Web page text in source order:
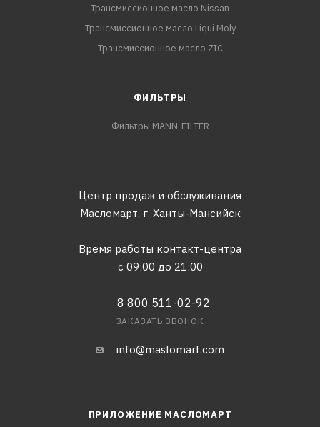
Трансмиссионное масло Nissan
Трансмиссионное масло Liqui Moly
Трансмиссионное масло ZIC
ФИЛЬТРЫ
Фильтры MANN-FILTER
Центр продаж и обслуживания
Масломарт, г. Ханты-Мансийск
Время работы контакт-центра
с 09:00 до 21:00
8 800 511-02-92
ЗАКАЗАТЬ ЗВОНОК
info@maslomart.com
ПРИЛОЖЕНИЕ МАСЛОМАРТ